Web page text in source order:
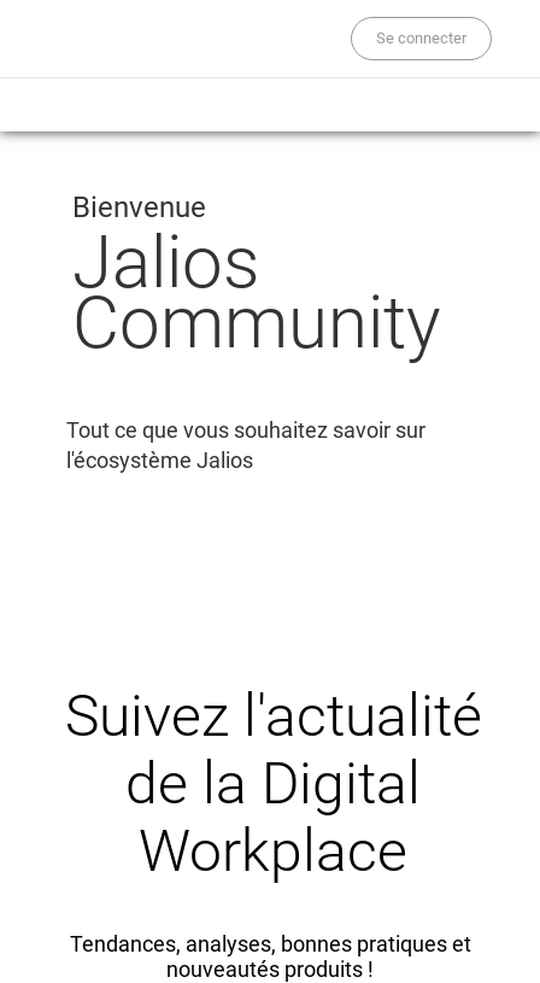
Se connecter
Bienvenue
Jalios
Community
Tout ce que vous souhaitez savoir sur
l'écosystème Jalios
Suivez l'actualité
de la Digital
Workplace
Tendances, analyses, bonnes pratiques et
nouveautés produits !